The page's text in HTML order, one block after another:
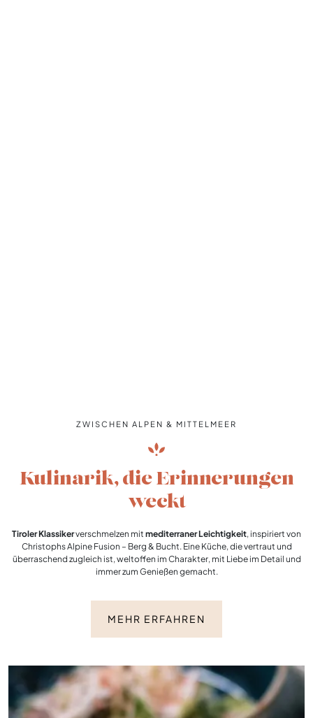
ZWISCHEN ALPEN & MITTELMEER
Kulinarik, die Erinnerungen
weckt
Tiroler Klassikerverschmelzen mit mediterraner Leichtigkeit, inspiriert von
Christophs Alpine Fusion – Berg & Bucht. Eine Küche, die vertraut und
überraschend zugleich ist, weltoffen im Charakter, mit Liebe im Detail und
immer zum Genießen gemacht.
MEHR ERFAHREN